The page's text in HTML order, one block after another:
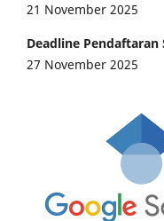
21 November 2025
Deadline Pendaftaran
27 November 2025